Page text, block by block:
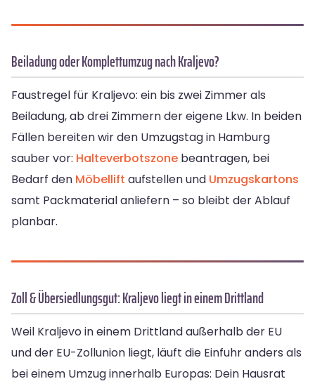
Beiladung oder Komplettumzug nach Kraljevo?
Faustregel für Kraljevo: ein bis zwei Zimmer als
Beiladung, ab drei Zimmern der eigene Lkw. In beiden
Fällen bereiten wir den Umzugstag in Hamburg
sauber vor: Halteverbotszone beantragen, bei
Bedarf den Möbellift aufstellen und Umzugskartons
samt Packmaterial anliefern – so bleibt der Ablauf
planbar.
Zoll & Übersiedlungsgut: Kraljevo liegt in einem Drittland
Weil Kraljevo in einem Drittland außerhalb der EU
und der EU-Zollunion liegt, läuft die Einfuhr anders als
bei einem Umzug innerhalb Europas: Dein Hausrat